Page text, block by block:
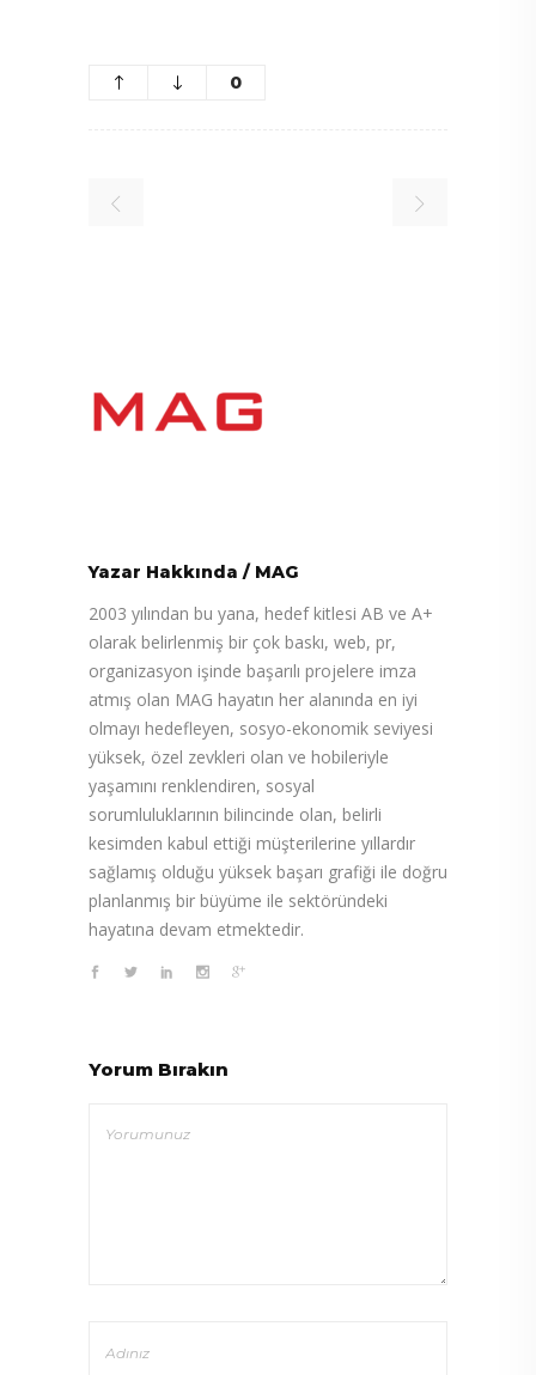
0
Yazar Hakkında / MAG
2003 yılından bu yana, hedef kitlesi AB ve A+
olarak belirlenmiş bir çok baskı, web, pr,
organizasyon işinde başarılı projelere imza
atmış olan MAG hayatın her alanında en iyi
olmayı hedefleyen, sosyo-ekonomik seviyesi
yüksek, özel zevkleri olan ve hobileriyle
yaşamını renklendiren, sosyal
sorumluluklarının bilincinde olan, belirli
kesimden kabul ettiği müşterilerine yıllardır
sağlamış olduğu yüksek başarı grafiği ile doğru
planlanmış bir büyüme ile sektöründeki
hayatına devam etmektedir.
Yorum Bırakın